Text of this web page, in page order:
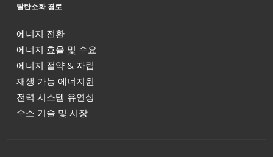
탈탄소화 경로
에너지 전환
에너지 효율 및 수요
에너지 절약 & 자립
재생 가능 에너지원
전력 시스템 유연성
수소 기술 및 시장